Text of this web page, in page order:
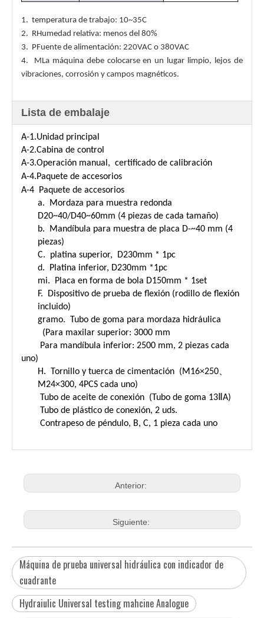
1. temperatura de trabajo: 10~35C
2. RHumedad relativa: menos del 80%
3. PFuente de alimentación: 220VAC o 380VAC
4. MLa máquina debe colocarse en un lugar limpio, lejos de
vibraciones, corrosión y campos magnéticos.
Lista de embalaje
A-1.Unidad principal
A-2.Cabina de control
A-3.Operación manual, certificado de calibración
A-4.Paquete de accesorios
A-4 Paquete de accesorios
a. Mordaza para muestra redonda
D20~40/D40~60mm (4 piezas de cada tamaño)
b. Mandíbula para muestra de placa D-~40 mm (4
piezas)
C. platina superior, D230mm * 1pc
d. Platina inferior, D230mm *1pc
mi. Placa en forma de bola D150mm * 1set
F. Dispositivo de prueba de flexión (rodillo de flexión
incluido)
gramo. Tubo de goma para mordaza hidráulica
(Para maxilar superior: 3000 mm
Para mandíbula inferior: 2500 mm, 2 piezas cada
uno)
H. Tornillo y tuerca de cimentación (M16×250、
M24×300, 4PCS cada uno)
Tubo de aceite de conexión (Tubo de goma 13ⅡA)
Tubo de plástico de conexión, 2 uds.
Contrapeso de péndulo, B, C, 1 pieza cada uno
Anterior:
Siguiente:
Máquina de prueba universal hidráulica con indicador de
cuadrante
Hydraiulic Universal testing mahcine Analogue